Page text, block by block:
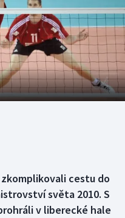
cestu do
světa 2010. S
v liberecké hale